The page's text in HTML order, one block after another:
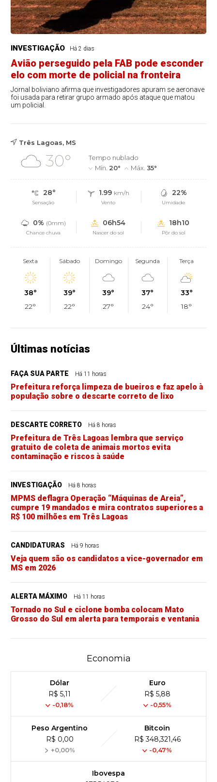
INVESTIGAÇÃO Há 2 dias
Avião perseguido pela FAB pode esconder
elo com morte de policial na fronteira
Jornal boliviano afirma que investigadores apuram se aeronave
foi usada para retirar grupo armado após ataque que matou
um policial.
Três Lagoas, MS
30°
Tempo nublado
Mín. 20° Máx.35°
28°
Sensação
1.99 km/h
Vento
22%
Umidade
0% (0mm)
Chance chuva
06h54
Nascer do sol
18h10
Pôr do sol
Sexta
38°
22°
Sábado
39°
22°
Domingo
39°
27°
Segunda
37°
24°
Terça
33°
18°
Últimas notícias
FAÇA SUA PARTE Há 11 horas
Prefeitura reforça limpeza de bueiros e faz apelo à
população sobre o descarte correto de lixo
DESCARTE CORRETO Há 8 horas
Prefeitura de Três Lagoas lembra que serviço
gratuito de coleta de animais mortos evita
contaminação e riscos à saúde
INVESTIGAÇÃO Há 8 horas
MPMS deflagra Operação “Máquinas de Areia”,
cumpre 19 mandados e mira contratos superiores a
R$ 100 milhões em Três Lagoas
CANDIDATURAS Há 9 horas
Veja quem são os candidatos a vice-governador em
MS em 2026
ALERTA MÁXIMO Há 11 horas
Tornado no Sul e ciclone bomba colocam Mato
Grosso do Sul em alerta para temporais e ventania
Economia
Dólar
R$ 5,11
-0,18%
Euro
R$ 5,88
-0,55%
Peso Argentino
R$ 0,00
+0,00%
Bitcoin
R$ 348,321,46
-0,47%
Ibovespa